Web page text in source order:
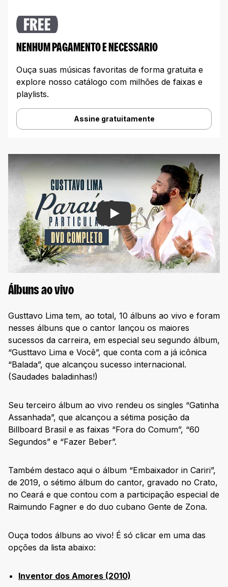
FREE
NENHUM PAGAMENTO E NECESSARIO
Ouça suas músicas favoritas de forma gratuita e
explore nosso catálogo com milhões de faixas e
playlists.
Assine gratuitamente
Play
Álbuns ao vivo
Gusttavo Lima tem, ao total, 10 álbuns ao vivo e foram
nesses álbuns que o cantor lançou os maiores
sucessos da carreira, em especial seu segundo álbum,
“Gusttavo Lima e Você”, que conta com a já icônica
“Balada”, que alcançou sucesso internacional.
(Saudades baladinhas!)
Seu terceiro álbum ao vivo rendeu os singles “Gatinha
Assanhada”, que alcançou a sétima posição da
Billboard Brasil e as faixas “Fora do Comum”, “60
Segundos” e “Fazer Beber”.
Também destaco aqui o álbum “Embaixador in Cariri”,
de 2019, o sétimo álbum do cantor, gravado no Crato,
no Ceará e que contou com a participação especial de
Raimundo Fagner e do duo cubano Gente de Zona.
Ouça todos álbuns ao vivo! É só clicar em uma das
opções da lista abaixo:
Inventor dos Amores (2010)